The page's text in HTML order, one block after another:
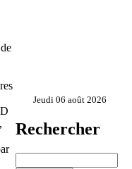
Jeudi 06 août 2026
Rechercher